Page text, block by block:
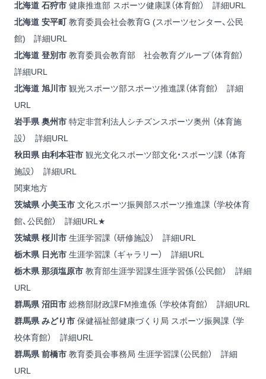
北海道 石狩市 健康推進部 スポーツ健康課（体育館） 詳細URL
北海道 安平町教育委員会社会教育G (スポーツセンター、公民
館) 詳細URL
北海道 登別市 教育委員会教育部 社会教育グループ（体育館）
詳細URL
北海道 旭川市 観光スポーツ部スポーツ推進課（体育館） 詳細
URL
岩手県 奥州市 特定非営利法人シチズンスポーツ奥州 （体育施
設） 詳細URL
秋田県 由利本荘市 観光文化スポーツ部文化・スポーツ課 （体育
施設） 詳細URL
関東地方
茨城県 小美玉市 文化スポーツ振興部スポーツ推進課 （学校体育
館、公民館） 詳細URL★
茨城県 桜川市 生涯学習課 （研修施設） 詳細URL
栃木県 日光市 生涯学習課 （ギャラリー） 詳細URL
栃木県 那須塩原市 教育部生涯学習課生涯学習係（公民館） 詳細
URL
群馬県 沼田市 総務部財政課FM推進係 （学校体育館） 詳細URL
群馬県 みどり市 保健福祉部健康づくり局 スポーツ振興課 （学
校体育館） 詳細URL
群馬県 前橋市 教育委員会事務局 生涯学習課（公民館） 詳細
URL